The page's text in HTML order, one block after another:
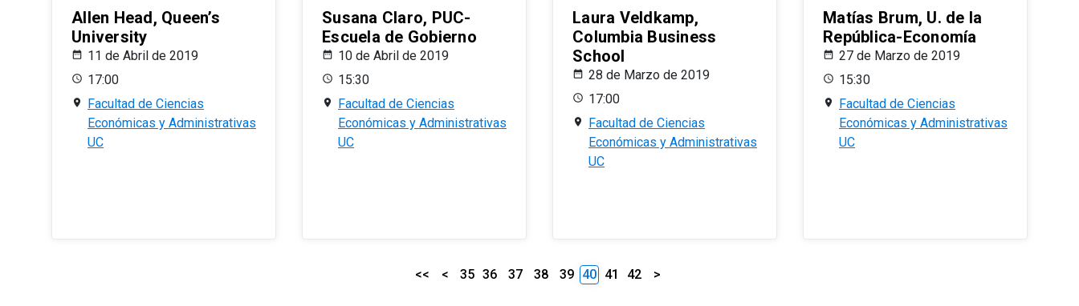
Allen Head, Queen’s
University
11 de Abril de 2019
17:00
Facultad de Ciencias
Económicas y Administrativas
UC
Susana Claro, PUC-
Escuela de Gobierno
10 de Abril de 2019
15:30
Facultad de Ciencias
Económicas y Administrativas
UC
Laura Veldkamp,
Columbia Business
School
28 de Marzo de 2019
17:00
Facultad de Ciencias
Económicas y Administrativas
UC
Matías Brum, U. de la
República-Economía
27 de Marzo de 2019
15:30
Facultad de Ciencias
Económicas y Administrativas
UC
<< < 35 36 37 38 39 40 41 42 >